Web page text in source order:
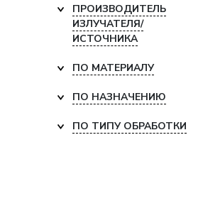
ПРОИЗВОДИТЕЛЬ
ИЗЛУЧАТЕЛЯ/
ИСТОЧНИКА
ПО МАТЕРИАЛУ
ПО НАЗНАЧЕНИЮ
ПО ТИПУ ОБРАБОТКИ